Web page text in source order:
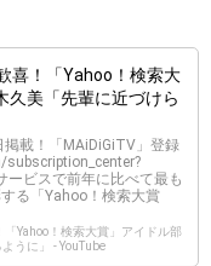
喜！「Yahoo！検索大
美「先輩に近づけら
載！「MAiDiGiTV」登録
ビスで前年に比べて最も
る「Yahoo！検索大賞
Yahoo！検索大賞」アイドル部
うに」 - YouTube